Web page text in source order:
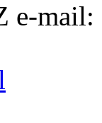
mail: